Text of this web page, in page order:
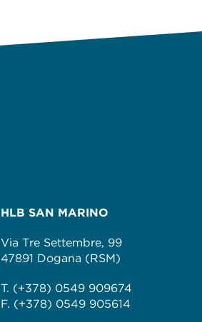
HLB SAN MARINO
Via Tre Settembre, 99
47891 Dogana (RSM)
T. (+378) 0549 909674
F. (+378) 0549 905614